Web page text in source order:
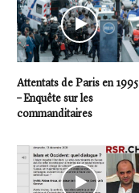
Attentats de Paris en 1995
– Enquête sur les
commanditaires